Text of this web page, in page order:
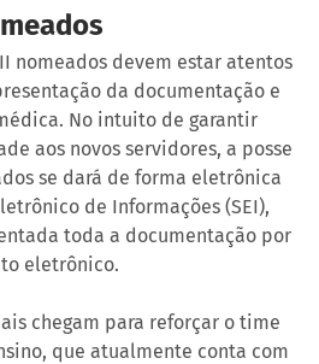
nomeados devem estar atentos
da documentação e
No intuito de garantir
aos novos servidores, a posse
se dará de forma eletrônica
de Informações (SEI),
toda a documentação por
eletrônico.
chegam para reforçar o time
que atualmente conta com